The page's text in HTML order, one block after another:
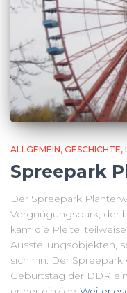
ALLGEMEIN GESCHICHTE
Spreepark
Der Spreepark
Vergnügungspark, der
kam die Pleite,
Ausstellungsobjekten,
sich hin. Der
Geburtstag der DDR